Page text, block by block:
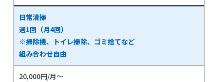
日常清掃
週1回（月4回）
※掃除機、トイレ掃除、ゴミ捨てなど
組み合わせ自由
20,000円/月～